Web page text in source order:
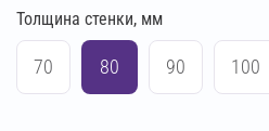
133 140
Толщина стенки, мм
70 80 90 100